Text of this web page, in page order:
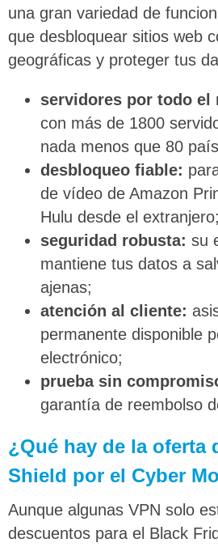
una gran variedad de
que desbloquear sitios web
geográficas y proteger tus
servidores por todo el
con más de 1800
nada menos que 80
desbloqueo fiable:
de vídeo de Amazon
Hulu desde el extranjero;
seguridad robusta: su
mantiene tus datos a
ajenas;
atención al cliente:
permanente disponible
electrónico;
prueba sin
garantía de reembolso
¿Qué hay de la oferta
Shield por el Cyber
Aunque algunas VPN solo
descuentos para el Black